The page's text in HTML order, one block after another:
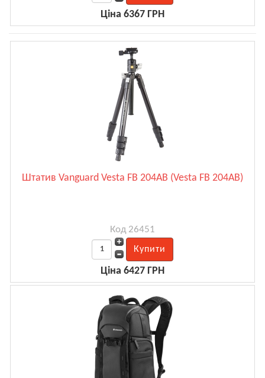
Ціна 6367 ГРН
Штатив Vanguard Vesta FB 204AB (Vesta FB 204AB)
Код 26451
Ціна 6427 ГРН